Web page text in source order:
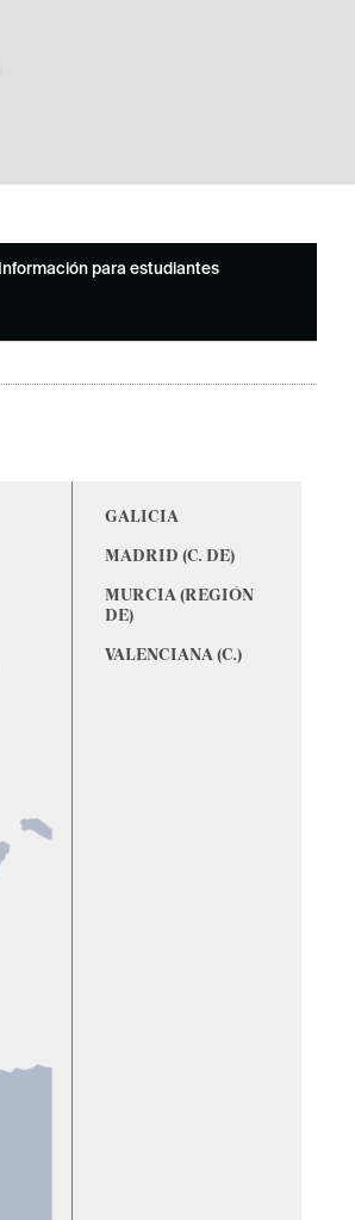
Información para estudiantes
GALICIA
MADRID (C. DE)
MURCIA (REGIÓN
DE)
VALENCIANA (C.)